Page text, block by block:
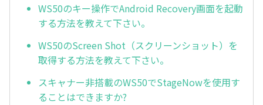
WS50のキー操作でAndroid Recovery画面を起動
する方法を教えて下さい。
WS50のScreen Shot（スクリーンショット）を
取得する方法を教えて下さい。
スキャナー非搭載のWS50でStageNowを使用す
ることはできますか?